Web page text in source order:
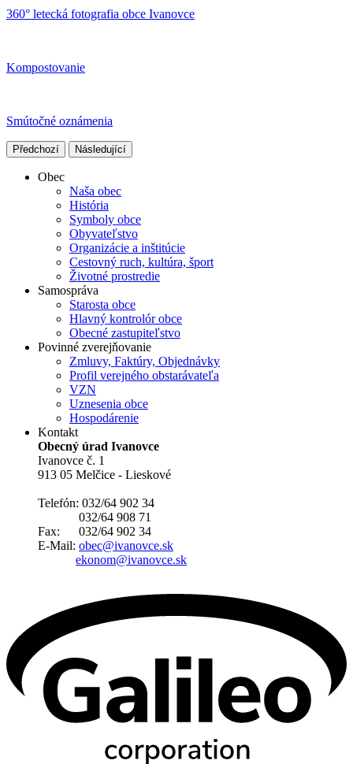
360° letecká fotografia obce Ivanovce
Kompostovanie
Smútočné oznámenia
Předchozí Následující
Obec
Naša obec
História
Symboly obce
Obyvateľstvo
Organizácie a inštitúcie
Cestovný ruch, kultúra, šport
Životné prostredie
Samospráva
Starosta obce
Hlavný kontrolór obce
Obecné zastupiteľstvo
Povinné zverejňovanie
Zmluvy, Faktúry, Objednávky
Profil verejného obstarávateľa
VZN
Uznesenia obce
Hospodárenie
Kontakt
Obecný úrad Ivanovce
Ivanovce č. 1
913 05 Melčice - Lieskové
Telefón: 032/64 902 34
032/64 908 71
Fax: 032/64 902 34
E-Mail: obec@ivanovce.sk
ekonom@ivanovce.sk